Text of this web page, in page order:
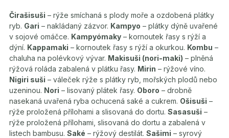
Čirašisuši – rýže smíchaná s plody moře a ozdobená plátky
ryb. Gari – nakládaný zázvor. Kampyo – plátky dýně uvařené
v sojové omáčce. Kampyómaky – kornoutek řasy s rýží a
dýní. Kappamaki – kornoutek řasy s rýží a okurkou. Kombu –
chaluha na polévkový vývar. Makisuši (nori-maki) – plněná
rýžová roláda zabalená v plátku řasy. Mirin – rýžové víno.
Nigiri suši – váleček rýže s plátky ryb, mořských plodů nebo
uzeninou. Nori – lisovaný plátek řasy. Oboro – drobně
nasekaná uvařená ryba ochucená saké a cukrem. Ošisuši –
rýže proložená přílohami a slisovaná do dortu. Sasasuši –
rýže proložená přílohami, slisovaná do dortu a zabalená v
listech bambusu. Saké – rýžový destilát. Sašimi – syrový